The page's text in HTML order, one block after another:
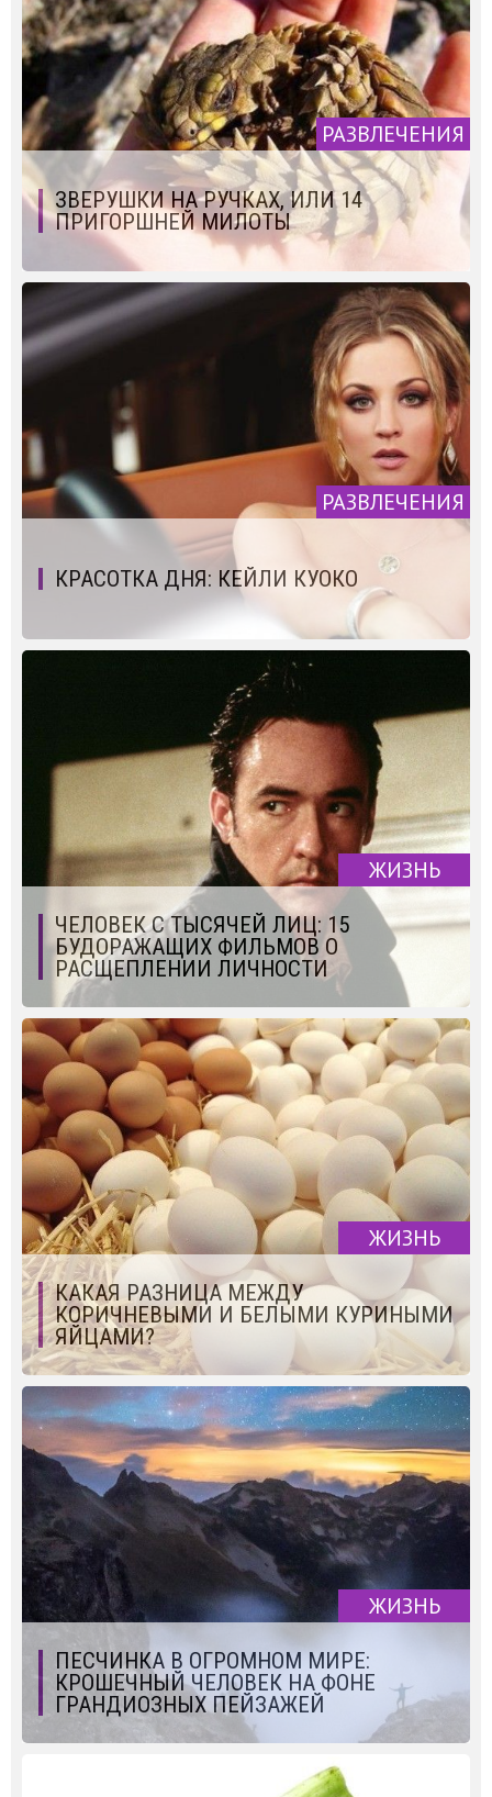
РАЗВЛЕЧЕНИЯ
ЗВЕРУШКИ НА РУЧКАХ, ИЛИ 14
ПРИГОРШНЕЙ МИЛОТЫ
РАЗВЛЕЧЕНИЯ
КРАСОТКА ДНЯ: КЕЙЛИ КУОКО
ЖИЗНЬ
ЧЕЛОВЕК С ТЫСЯЧЕЙ ЛИЦ: 15
БУДОРАЖАЩИХ ФИЛЬМОВ О
РАСЩЕПЛЕНИИ ЛИЧНОСТИ
ЖИЗНЬ
КАКАЯ РАЗНИЦА МЕЖДУ
КОРИЧНЕВЫМИ И БЕЛЫМИ КУРИНЫМИ
ЯЙЦАМИ?
ЖИЗНЬ
ПЕСЧИНКА В ОГРОМНОМ МИРЕ:
КРОШЕЧНЫЙ ЧЕЛОВЕК НА ФОНЕ
ГРАНДИОЗНЫХ ПЕЙЗАЖЕЙ